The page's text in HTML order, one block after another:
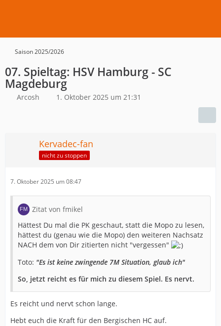
Saison 2025/2026
07. Spieltag: HSV Hamburg - SC
Magdeburg
Arcosh 1. Oktober 2025 um 21:31
Kervadec-fan
nicht zu stoppen
7. Oktober 2025 um 08:47
Zitat von fmikel
Hättest Du mal die PK geschaut, statt die Mopo zu lesen,
hättest du (genau wie die Mopo) den weiteren Nachsatz
NACH dem von Dir zitierten nicht "vergessen"
Toto: "Es ist keine zwingende 7M Situation, glaub ich"
So, jetzt reicht es für mich zu diesem Spiel. Es nervt.
Es reicht und nervt schon lange.
Hebt euch die Kraft für den Bergischen HC auf.